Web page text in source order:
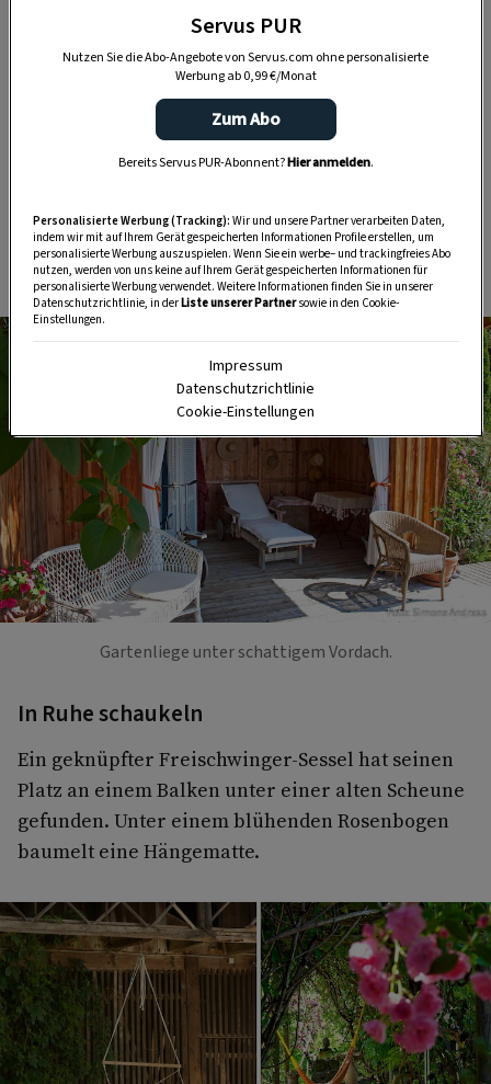
„Servus Garten“ auf WhatsApp
Nutzen Sie WhatsApp auf Ihrem Handy und lieben es, auf
dem Balkon, der Terrasse oder im Garten zu werkeln? In
unserem kostenlosen WhatsApp-Kanal finden Sie täglich
Tipps und Tricks für Garten, Terrasse, Balkon- und
Zimmerpflanzen.
HIER MEHR ERFAHREN
Foto: Simone Andress
Gartenliege unter schattigem Vordach.
In Ruhe schaukeln
Ein geknüpfter Freischwinger-Sessel hat seinen
Platz an einem Balken unter einer alten Scheune
gefunden. Unter einem blühenden Rosenbogen
baumelt eine Hängematte.
Servus PUR
Nutzen Sie die Abo-Angebote von Servus.com ohne personalisierte
Werbung ab 0,99 €/Monat
Zum Abo
Bereits Servus PUR-Abonnent?Hier anmelden.
Personalisierte Werbung (Tracking): Wir und unsere Partner verarbeiten Daten,
indem wir mit auf Ihrem Gerät gespeicherten Informationen Profile erstellen, um
personalisierte Werbung auszuspielen. Wenn Sie ein werbe– und trackingfreies Abo
nutzen, werden von uns keine auf Ihrem Gerät gespeicherten Informationen für
personalisierte Werbung verwendet. Weitere Informationen finden Sie in unserer
Datenschutzrichtlinie, in derListe unserer Partnersowie in den Cookie-
Einstellungen.
Impressum
Datenschutzrichtlinie
Cookie-Einstellungen